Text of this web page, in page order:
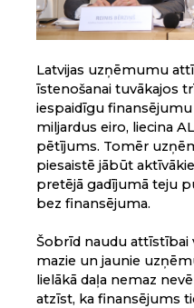
Latvijas uzņēmumu
īstenošanai tuvākajos
iespaidīgu
miljardus eiro, liecina
pētījums. Tomēr
piesaistē jābūt
pretējā gadījumā teju
bez finansējuma.
Šobrīd naudu attīstībai
mazie un jaunie
lielākā daļa nemaz
atzīst, ka finansējums